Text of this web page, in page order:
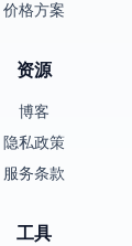
价格方案
资源
博客
隐私政策
服务条款
工具